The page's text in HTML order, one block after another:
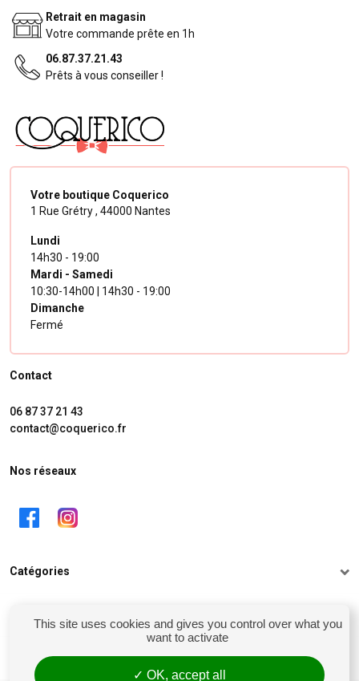
Retrait en magasin
Votre commande prête en 1h
06.87.37.21.43
Prêts à vous conseiller !
Votre boutique Coquerico
1 Rue Grétry , 44000 Nantes
Lundi
14h30 - 19:00
Mardi - Samedi
10:30-14h00 | 14h30 - 19:00
Dimanche
Fermé
Contact
06 87 37 21 43
contact@coquerico.fr
Nos réseaux
Catégories
Mon compte
This site uses cookies and gives you control over what you
want to activate
OK, accept all